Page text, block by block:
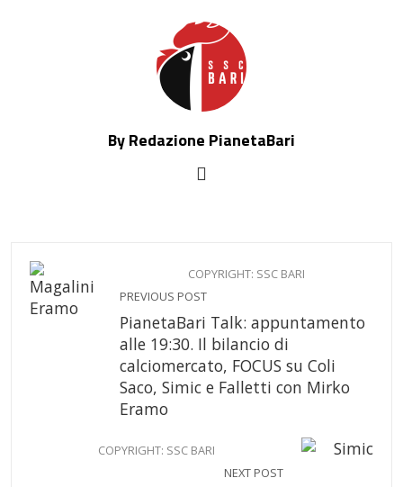
By Redazione PianetaBari
COPYRIGHT: SSC BARI
PREVIOUS POST
PianetaBari Talk: appuntamento
alle 19:30. Il bilancio di
calciomercato, FOCUS su Coli
Saco, Simic e Falletti con Mirko
Eramo
COPYRIGHT: SSC BARI
NEXT POST